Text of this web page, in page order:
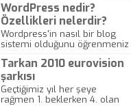
WordPress nedir?
Özellikleri nelerdir?
Wordpress'in nasıl bir blog
sistemi olduğunu öğrenmeniz
Tarkan 2010 eurovision
şarkısı
Geçtiğimiz yıl her şeye
rağmen 1. beklerken 4. olan